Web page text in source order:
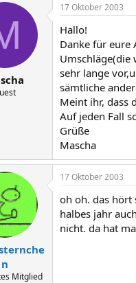
17 Oktober 2003
Hallo!
Danke für eure
Umschläge(die
sehr lange
sämtliche
Meint ihr, dass
Auf jeden Fall
Grüße
Mascha
n
Mitglied
17 Oktober 2003
oh oh. das hört
halbes jahr
nicht. da hat